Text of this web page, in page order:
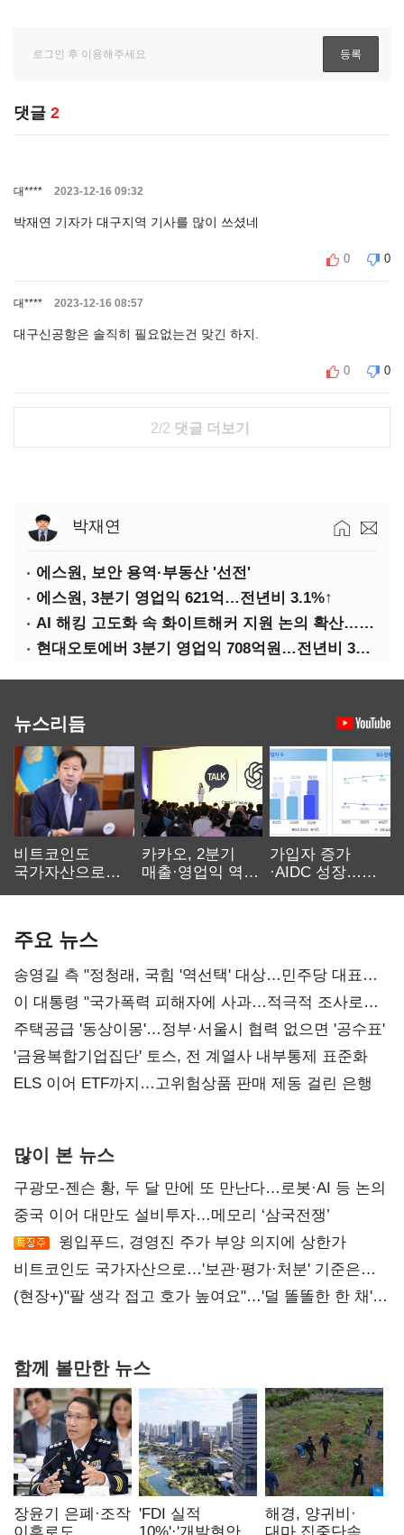
댓글 2
대**** 2023-12-16 09:32
박재연 기자가 대구지역 기사를 많이 쓰셨네
0 0
대**** 2023-12-16 08:57
대구신공항은 솔직히 필요없는건 맞긴 하지.
0 0
2/2 댓글 더보기
박재연
에스원, 보안 용역·부동산 '선전'
에스원, 3분기 영업익 621억…전년비 3.1%↑
AI 해킹 고도화 속 화이트해커 지원 논의 확산…'버그바운티' 재조명
현대오토에버 3분기 영업익 708억원…전년비 34.8%↑
뉴스리듬
비트코인도
국가자산으로…'
카카오, 2분기
매출·영업익 역대
가입자 증가
·AIDC 성장…
주요 뉴스
송영길 측 "정청래, 국힘 '역선택' 대상…민주당 대표로
총선 지휘 못해"
이 대통령 "국가폭력 피해자에 사과…적극적 조사로
진실 밝혀야"
주택공급 '동상이몽'…정부·서울시 협력 없으면 '공수표'
'금융복합기업집단' 토스, 전 계열사 내부통제 표준화
ELS 이어 ETF까지…고위험상품 판매 제동 걸린 은행
많이 본 뉴스
구광모-젠슨 황, 두 달 만에 또 만난다…로봇·AI 등 논의
중국 이어 대만도 설비투자…메모리 ‘삼국전쟁’
윙입푸드, 경영진 주가 부양 의지에 상한가
비트코인도 국가자산으로…'보관·평가·처분' 기준은
숙제
(현장+)"팔 생각 접고 호가 높여요"…'덜 똘똘한 한 채'
함께 볼만한 뉴스
장윤기 은폐·조작 'FDI 실적
해경, 양귀비·